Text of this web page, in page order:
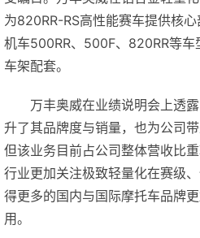
为820RR-RS高性能赛车提供核
机车500RR、500F、820RR等车
车架配套。
万丰奥威在业绩说明会上透
升了其品牌度与销量，也为公司
但该业务目前占公司整体营收比
行业更加关注极致轻量化在赛级
得更多的国内与国际摩托车品牌
用。